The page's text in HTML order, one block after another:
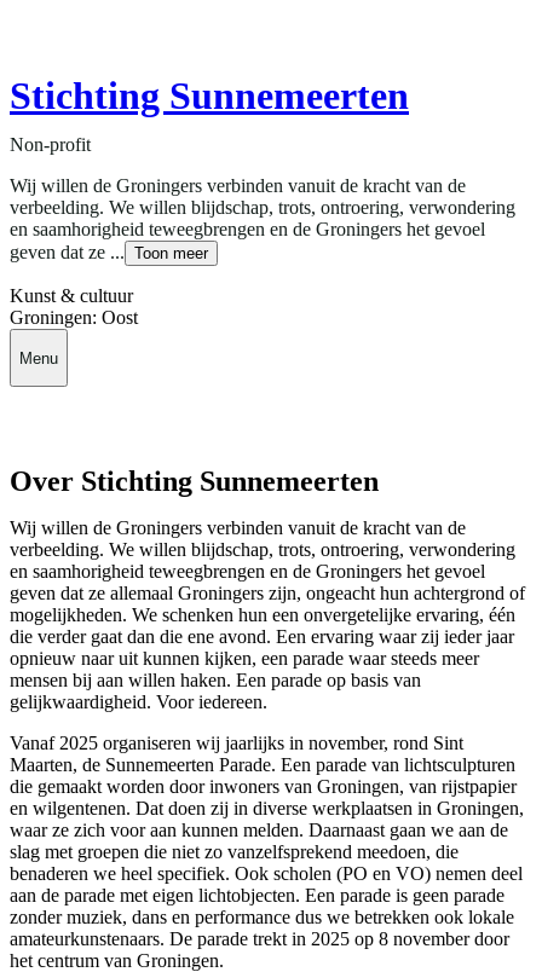
Stichting Sunnemeerten
Non-profit
Wij willen de Groningers verbinden vanuit de kracht van de
verbeelding. We willen blijdschap, trots, ontroering, verwondering
en saamhorigheid teweegbrengen en de Groningers het gevoel
geven dat ze ... Toon meer
Kunst & cultuur
Groningen: Oost
Menu
Over Stichting Sunnemeerten
Wij willen de Groningers verbinden vanuit de kracht van de
verbeelding. We willen blijdschap, trots, ontroering, verwondering
en saamhorigheid teweegbrengen en de Groningers het gevoel
geven dat ze allemaal Groningers zijn, ongeacht hun achtergrond of
mogelijkheden. We schenken hun een onvergetelijke ervaring, één
die verder gaat dan die ene avond. Een ervaring waar zij ieder jaar
opnieuw naar uit kunnen kijken, een parade waar steeds meer
mensen bij aan willen haken. Een parade op basis van
gelijkwaardigheid. Voor iedereen.
Vanaf 2025 organiseren wij jaarlijks in november, rond Sint
Maarten, de Sunnemeerten Parade. Een parade van lichtsculpturen
die gemaakt worden door inwoners van Groningen, van rijstpapier
en wilgentenen. Dat doen zij in diverse werkplaatsen in Groningen,
waar ze zich voor aan kunnen melden. Daarnaast gaan we aan de
slag met groepen die niet zo vanzelfsprekend meedoen, die
benaderen we heel specifiek. Ook scholen (PO en VO) nemen deel
aan de parade met eigen lichtobjecten. Een parade is geen parade
zonder muziek, dans en performance dus we betrekken ook lokale
amateurkunstenaars. De parade trekt in 2025 op 8 november door
het centrum van Groningen.